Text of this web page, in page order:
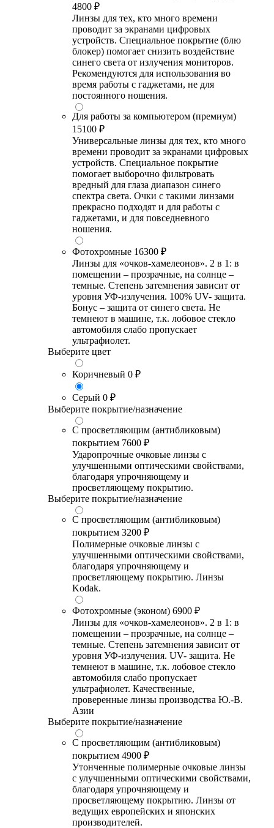
4800 ₽
Линзы для тех, кто много времени
проводит за экранами цифровых
устройств. Специальное покрытие (блю
блокер) помогает снизить воздействие
синего света от излучения мониторов.
Рекомендуются для использования во
время работы с гаджетами, не для
постоянного ношения.
Для работы за компьютером (премиум)
15100 ₽
Универсальные линзы для тех, кто много
времени проводит за экранами цифровых
устройств. Специальное покрытие
помогает выборочно фильтровать
вредный для глаза диапазон синего
спектра света. Очки с такими линзами
прекрасно подходят и для работы с
гаджетами, и для повседневного
ношения.
Фотохромные 16300 ₽
Линзы для «очков-хамелеонов». 2 в 1: в
помещении – прозрачные, на солнце –
темные. Степень затемнения зависит от
уровня УФ-излучения. 100% UV- защита.
Бонус – защита от синего света. Не
темнеют в машине, т.к. лобовое стекло
автомобиля слабо пропускает
ультрафиолет.
Выберите цвет
Коричневый 0 ₽
Серый 0 ₽
Выберите покрытие/назначение
С просветляющим (антибликовым)
покрытием 7600 ₽
Ударопрочные очковые линзы с
улучшенными оптическими свойствами,
благодаря упрочняющему и
просветляющему покрытию.
Выберите покрытие/назначение
С просветляющим (антибликовым)
покрытием 3200 ₽
Полимерные очковые линзы с
улучшенными оптическими свойствами,
благодаря упрочняющему и
просветляющему покрытию. Линзы
Kodak.
Фотохромные (эконом) 6900 ₽
Линзы для «очков-хамелеонов». 2 в 1: в
помещении – прозрачные, на солнце –
темные. Степень затемнения зависит от
уровня УФ-излучения. UV- защита. Не
темнеют в машине, т.к. лобовое стекло
автомобиля слабо пропускает
ультрафиолет. Качественные,
проверенные линзы производства Ю.-В.
Азии
Выберите покрытие/назначение
С просветляющим (антибликовым)
покрытием 4900 ₽
Утонченные полимерные очковые линзы
с улучшенными оптическими свойствами,
благодаря упрочняющему и
просветляющему покрытию. Линзы от
ведущих европейских и японских
производителей.